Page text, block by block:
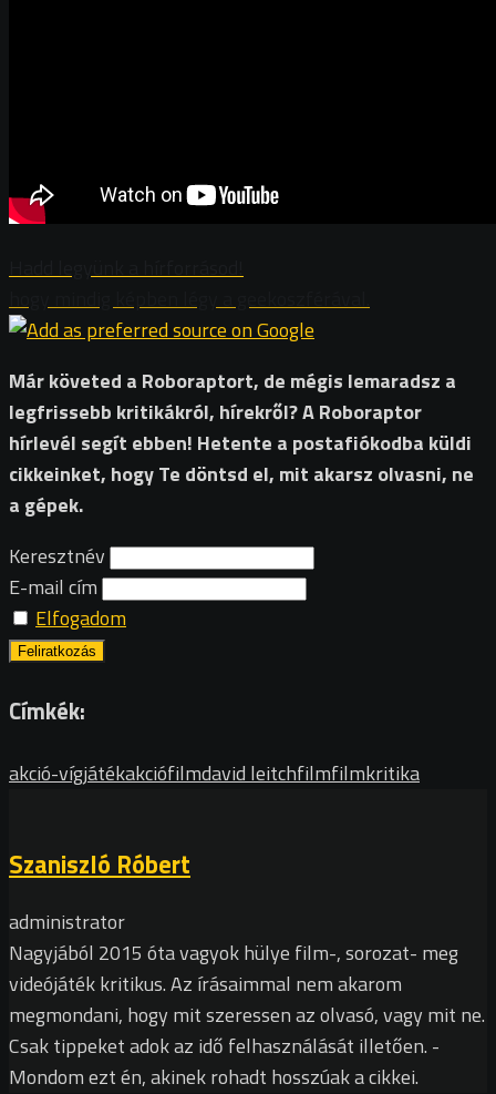
Már követed a Roboraptort, de mégis lemaradsz a
legfrissebb kritikákról, hírekről? A Roboraptor
hírlevél segít ebben! Hetente a postafiókodba küldi
cikkeinket, hogy Te döntsd el, mit akarsz olvasni, ne
a gépek.
Keresztnév
E-mail cím
Elfogadom
Címkék:
akció-vígjátékakciófilmdavid leitchfilmfilmkritika
Szaniszló Róbert
administrator
Nagyjából 2015 óta vagyok hülye film-, sorozat- meg
videójáték kritikus. Az írásaimmal nem akarom
megmondani, hogy mit szeressen az olvasó, vagy mit ne.
Csak tippeket adok az idő felhasználását illetően. -
Mondom ezt én, akinek rohadt hosszúak a cikkei.